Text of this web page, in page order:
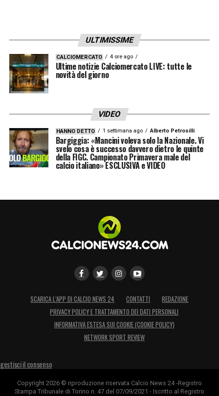
ULTIMISSIME
CALCIOMERCATO 4 ore ago
Ultime notizie Calciomercato LIVE: tutte le
novità del giorno
VIDEO
HANNO DETTO 1 settimana ago Alberto Petrosilli
Bargiggia: «Mancini voleva solo la Nazionale. Vi
svelo cosa è successo davvero dietro le quinte
della FIGC. Campionato Primavera male del
calcio italiano» ESCLUSIVA e VIDEO
SCARICA L’APP DI CALCIO NEWS 24 CONTATTI
REDAZIONE
PRIVACY POLICY E TRATTAMENTO DEI DATI PERSONALI
INFORMATIVA ESTESA SUI COOKIE (COOKIE POLICY)
NETWORK SPORT REVIEW
gestisci il consenso
Copyright 2026 © riproduzione riservata Calcio News 24 -Registro
Stampa Tribunale di Torino n. 47 del 07/09/2021 - Iscritto al Registro